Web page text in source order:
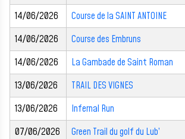
14/06/2026
Course de la SAINT ANTOINE
14/06/2026
Course des Embruns
14/06/2026
La Gambade de Saint Roman
13/06/2026
TRAIL DES VIGNES
13/06/2026
Infernal Run
07/06/2026
Green Trail du golf du Lub’